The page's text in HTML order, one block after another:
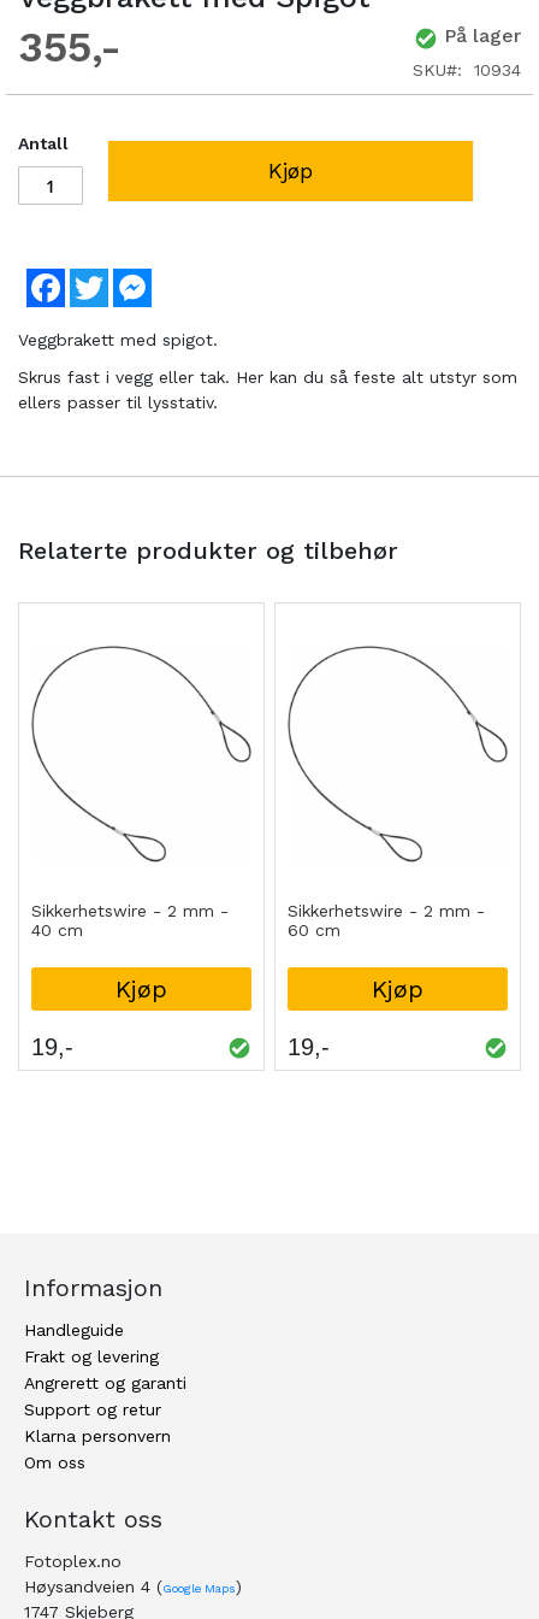
355 På lager
SKU 10934
Antall
Kjøp
Facebook
Twitter
Veggbrakett med spigot.
Skrus fast i vegg eller tak. Her kan du så feste alt utstyr som
ellers passer til lysstativ.
Relaterte produkter og tilbehør
Sikkerhetswire - 2 mm -
40 cm
Kjøp
19
Sikkerhetswire - 2 mm -
60 cm
Kjøp
19
Informasjon
Handleguide
Frakt og levering
Angrerett og garanti
Support og retur
Klarna personvern
Om oss
Kontakt oss
Fotoplex.no
Høysandveien 4 (Google Maps)
1747 Skjeberg